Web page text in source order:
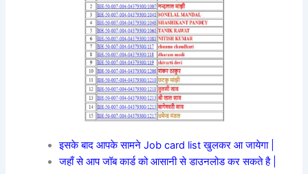
इसके बाद आपके सामने Job card list खुलकर आ जायेगा |
जहाँ से आप जॉब कार्ड को आसानी से डाउनलोड कर सकते है |